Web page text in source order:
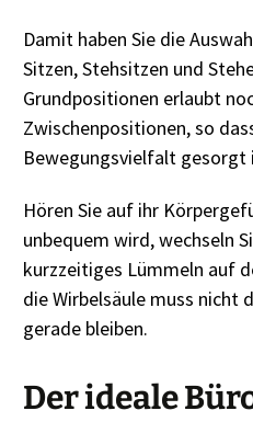
Damit haben Sie die
Sitzen, Stehsitzen und
Grundpositionen erlaubt
Zwischenpositionen, so
Bewegungsvielfalt gesorgt
Hören Sie auf ihr
unbequem wird, wechseln
kurzzeitiges Lümmeln auf
die Wirbelsäule muss nicht
gerade bleiben.
Der ideale